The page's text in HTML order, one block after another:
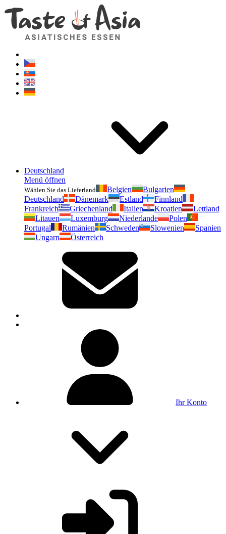
Deutschland
Menü öffnen
Wählen Sie das Lieferland Belgien
Bulgarien
Deutschland
Dänemark Estland
Finnland
Frankreich
Griechenland Italien Kroatien
Lettland
Litauen
Luxemburg Niederlande
Polen
Portugal
Rumänien Schweden Slowenien
Spanien
Ungarn
Österreich
Ihr Konto
Geschmackvonasien.de
Zögern Sie nicht zu fragen. Ich bin für Sie da!